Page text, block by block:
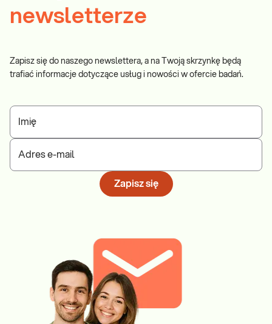
newsletterze
Zapisz się do naszego newslettera, a na Twoją skrzynkę będą
trafiać informacje dotyczące usług i nowości w ofercie badań.
Imię
Adres e-mail
Zapisz się